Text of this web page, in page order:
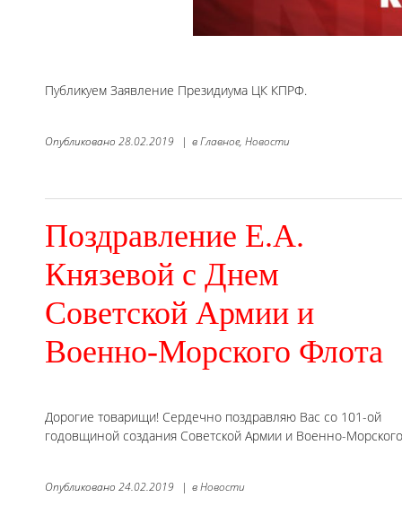
Публикуем Заявление Президиума ЦК КПРФ.
Опубликовано 28.02.2019 | вГлавное, Новости
Поздравление Е.А.
Князевой с Днем
Советской Армии и
Военно-Морского Флота
Дорогие товарищи! Сердечно поздравляю Вас со 101-ой
годовщиной создания Советской Армии и Военно-
Опубликовано 24.02.2019 | вНовости